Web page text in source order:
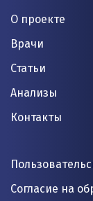
О проекте
Врачи
Статьи
Анализы
Контакты
Согласие на